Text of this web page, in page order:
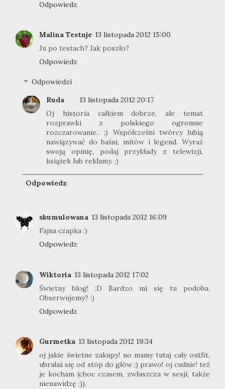
Odpowiedz
Malina Testuje 13 listopada 2012 15:00
Ju po testach? Jak poszło?
Odpowiedz
Odpowiedzi
Ruda
13 listopada 2012 20:17
Oj historia całkiem dobrze, ale temat
rozprawki z polskiego ogromne
rozczarowanie.. ;) Współcześni twórcy lubią
nawiązywać do baśni, mitów i legend. Wyraź
swoją opinię, podaj przykłady z telewizji,
książek lub reklamy. ;)
Odpowiedz
skumulowana 13 listopada 2012 16:09
Fajna czapka :)
Odpowiedz
Wiktoria 13 listopada 2012 17:02
Świetny blog! :D Bardzo mi się tu podoba.
Obserwujemy? :)
Odpowiedz
Gurmetka 13 listopada 2012 19:34
oj jakie świetne zakupy! no mamy tutaj cały outfit,
ubrałaś się od stóp do głów ;) prawo! oj cudnie! też
je kocham (choc czasem, zwłaszcza w sesji, także
nienawidzę ;)).